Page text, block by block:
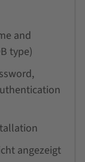
and
type)
angezeigt